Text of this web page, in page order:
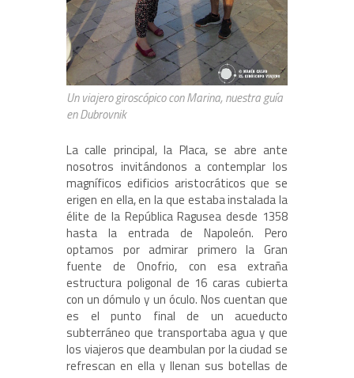
Un viajero giroscópico con Marina, nuestra guía
en Dubrovnik
La calle principal, la Placa, se abre ante
nosotros invitándonos a contemplar los
magníficos edificios aristocráticos que se
erigen en ella, en la que estaba instalada la
élite de la República Ragusea desde 1358
hasta la entrada de Napoleón. Pero
optamos por admirar primero la Gran
fuente de Onofrio, con esa extraña
estructura poligonal de 16 caras cubierta
con un dómulo y un óculo. Nos cuentan que
es el punto final de un acueducto
subterráneo que transportaba agua y que
los viajeros que deambulan por la ciudad se
refrescan en ella y llenan sus botellas de